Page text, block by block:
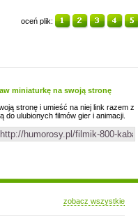
oceń plik:
miniaturkę na swoją stronę
stronę i umieść na niej link razem z
do ulubionych filmów gier i animacji.
zobacz wszystkie